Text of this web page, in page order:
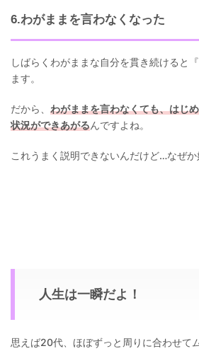
6.わがままを言わなくなった
しばらくわがままな自分を貫き続けると
ます。
だから、 わがままを言わなくても、はじ
状況ができあがるんですよね。
これうまく説明できないんだけど…なぜか
人生は一瞬だよ！
思えば20代、ほぼずっと周りに合わせて